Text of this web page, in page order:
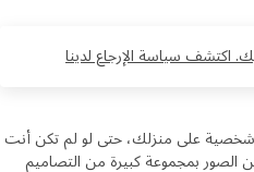
على منزلك، حتى لو لم تكن أنت
بمجموعة كبيرة من التصاميم